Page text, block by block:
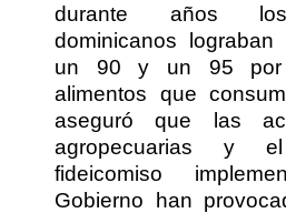
durante años los
dominicanos lograban
un 90 y un 95 por
alimentos que
aseguró que las
agropecuarias y
fideicomiso
Gobierno han